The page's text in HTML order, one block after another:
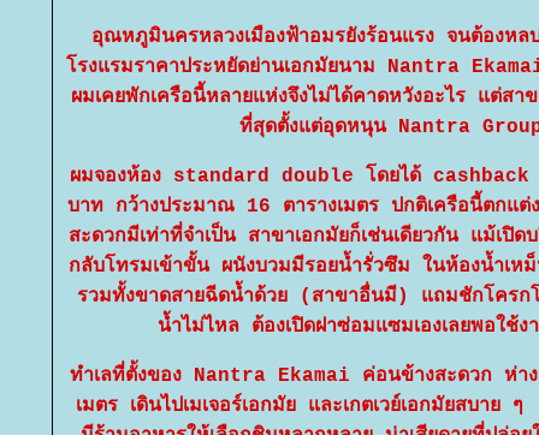
อุณหภูมินครหลวงเมืองฟ้าอมรยังร้อนแรง จนต้องหล
รงแรมราคาประหยัดย่านเอกมัยนาม Nantra
ผมเคยพักเครือนี้หลายแห่งจึงไม่ได้คาดหวังอะไร แต่สา
ที่สุดตั้งแต่อุดหนุน Nantra
ผมจองห้อง standard double โดยได้
บาท กว้างประมาณ 16 ตารางเมตร ปกติเครือนี้ตกแต่
สะดวกมีเท่าที่จำเป็น สาขาเอกมัยก็เช่นเดียวกัน แม้เปิ
กลับโทรมเข้าขั้น ผนังบวมมีรอยน้ำรั่วซึม ในห้องน้ำเห
รวมทั้งขาดสายฉีดน้ำด้วย (สาขาอื่นมี) แถมชักโครก
น้ำไม่ไหล ต้องเปิดฝาซ่อมแซมเองเลยพอใช้ง
ทำเลที่ตั้งของ Nantra Ekamai ค่อนข้างสะดวก ห่า
เมตร เดินไปเมเจอร์เอกมัย และเกตเวย์เอกมัยสบา